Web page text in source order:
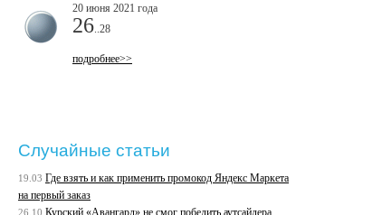
20 июня 2021 года
26 ..28
подробнее>>
Случайные статьи
19.03 Где взять и как применить промокод Яндекс Маркета
на первый заказ
26.10 Курский «Авангард» не смог победить аутсайдера